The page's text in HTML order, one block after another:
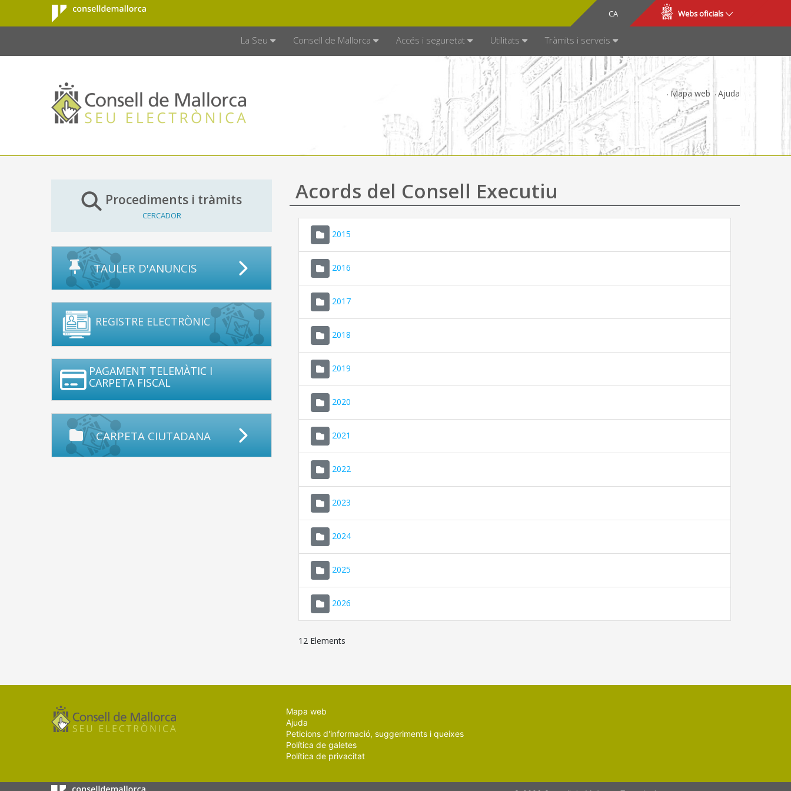
Salta al contingut principal
Consell de
Mallorca
CA
ES Webs oficials
La Seu Consell de Mallorca Accés i seguretat Utilitats Tràmits i serveis
Mapa web Ajuda
Procediments i tràmits
CERCADOR
TAULER D'ANUNCIS
REGISTRE ELECTRÒNIC
PAGAMENT TELEMÀTIC I
CARPETA FISCAL
CARPETA CIUTADANA
Acords del Consell Executiu
2015
2016
2017
2018
2019
2020
2021
2022
2023
2024
2025
2026
12 Elements
Mapa web
Ajuda
Peticions d'informació, suggeriments i queixes
Política de galetes
Política de privacitat